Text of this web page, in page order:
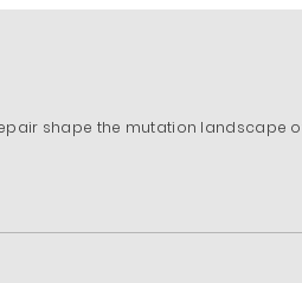
shape the mutation landscape